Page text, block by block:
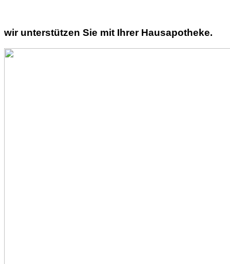
wir unterstützen Sie mit Ihrer Hausapotheke.